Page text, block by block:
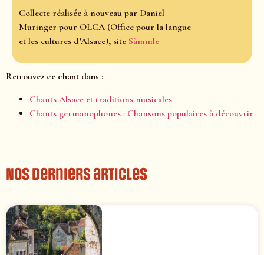
Collecte réalisée à nouveau par Daniel
Muringer pour OLCA (Office pour la langue
et les cultures d’Alsace), site Sàmmle
Retrouvez ce chant dans :
Chants Alsace et traditions musicales
Chants germanophones : Chansons populaires à découvrir
Nos derniers articles